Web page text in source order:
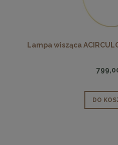
Lampa wisząca
DO